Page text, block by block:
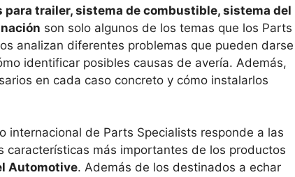
trailer, sistema de combustible, sistema del
son solo algunos de los temas que los Parts
analizan diferentes problemas que pueden darse
identificar posibles causas de avería. Además,
en cada caso concreto y cómo instalarlos
internacional de Parts Specialists responde a las
características más importantes de los productos
Automotive. Además de los destinados a echar